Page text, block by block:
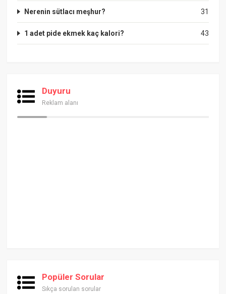
31
Nerenin sütlacı meşhur?
43
1 adet pide ekmek kaç kalori?
Duyuru
Reklam alanı
Popüler Sorular
Sıkça sorulan sorular